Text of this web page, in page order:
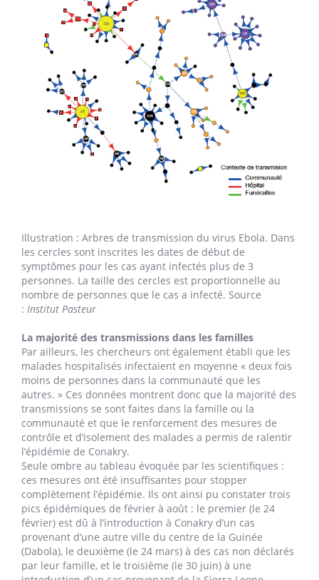
Illustration : Arbres de transmission du virus Ebola. Dans
les cercles sont inscrites les dates de début de
symptômes pour les cas ayant infectés plus de 3
personnes. La taille des cercles est proportionnelle au
nombre de personnes que le cas a infecté. Source
: Institut Pasteur
La majorité des transmissions dans les familles
Par ailleurs, les chercheurs ont également établi que les
malades hospitalisés infectaient en moyenne « deux fois
moins de personnes dans la communauté que les
autres. » Ces données montrent donc que la majorité des
transmissions se sont faites dans la famille ou la
communauté et que le renforcement des mesures de
contrôle et d’isolement des malades a permis de ralentir
l’épidémie de Conakry.
Seule ombre au tableau évoquée par les scientifiques :
ces mesures ont été insuffisantes pour stopper
complètement l’épidémie. Ils ont ainsi pu constater trois
pics épidémiques de février à août : le premier (le 24
février) est dû à l’introduction à Conakry d’un cas
provenant d’une autre ville du centre de la Guinée
(Dabola), le deuxième (le 24 mars) à des cas non déclarés
par leur famille, et le troisième (le 30 juin) à une